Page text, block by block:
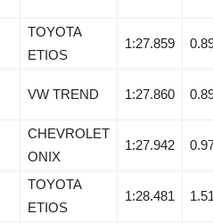
TOYOTA
ETIOS
1:27.859
VW TREND 1:27.860
CHEVROLET
ONIX
1:27.942
TOYOTA
ETIOS
1:28.481